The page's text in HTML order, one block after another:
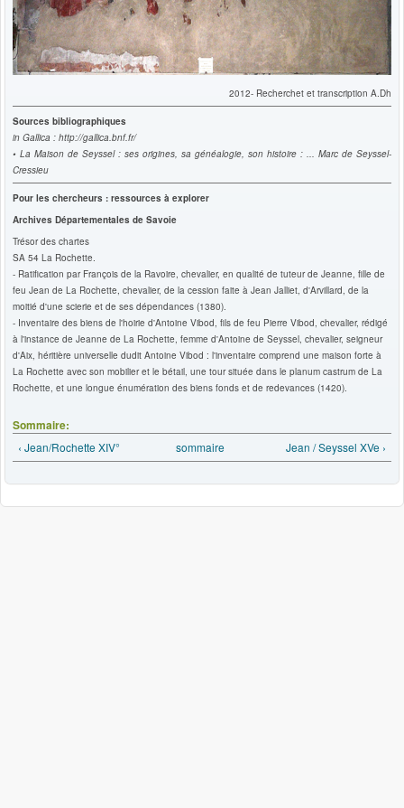
2012- Recherchet et transcription A.Dh
Sources bibliographiques
in Gallica : http://gallica.bnf.fr/
• La Maison de Seyssel : ses origines, sa généalogie, son histoire : ... Marc de Seyssel-
Cressieu
Pour les chercheurs : ressources à explorer
Archives Départementales de Savoie
Trésor des chartes
SA 54 La Rochette.
- Ratification par François de la Ravoire, chevalier, en qualité de tuteur de Jeanne, fille de
feu Jean de La Rochette, chevalier, de la cession faite à Jean Jalliet, d'Arvillard, de la
moitié d'une scierie et de ses dépendances (1380).
- Inventaire des biens de l'hoirie d'Antoine Vibod, fils de feu Pierre Vibod, chevalier, rédigé
à l'instance de Jeanne de La Rochette, femme d'Antoine de Seyssel, chevalier, seigneur
d'Aix, héritière universelle dudit Antoine Vibod : l'inventaire comprend une maison forte à
La Rochette avec son mobilier et le bétail, une tour située dans le planum castrum de La
Rochette, et une longue énumération des biens fonds et de redevances (1420).
Sommaire:
‹ Jean/Rochette XIV° sommaire Jean / Seyssel XVe ›